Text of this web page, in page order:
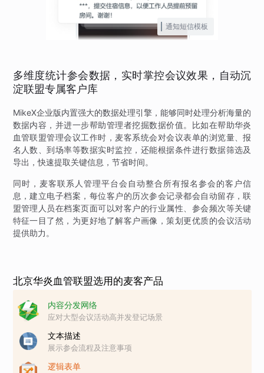
通知短信模板
多维度统计参会数据，实时掌控会议效果，自动沉
淀联盟专属客户库
MikeX企业版内置强大的数据处理引擎，能够同时处理分析海量的
数据内容，并进一步帮助管理者挖掘数据价值。比如在帮助华炎
血管联盟管理会议工作时，麦客系统会对会议表单的浏览量、报
名人数、到场率等数据实时监控，还能根据条件进行数据筛选及
导出，快速提取关键信息，节省时间。
同时，麦客联系人管理平台会自动整合所有报名参会的客户信
息，建立电子档案，每位客户的历次参会记录都会自动留存，联
盟管理人员在档案页面可以对客户的行业属性、参会频次等关键
特征一目了然，为更好地了解客户画像，策划更优质的会议活动
提供助力。
北京华炎血管联盟选用的麦客产品
内容分发网络
应对大型会议活动高并发登记场景
文本描述
展示参会流程及注意事项
逻辑表单